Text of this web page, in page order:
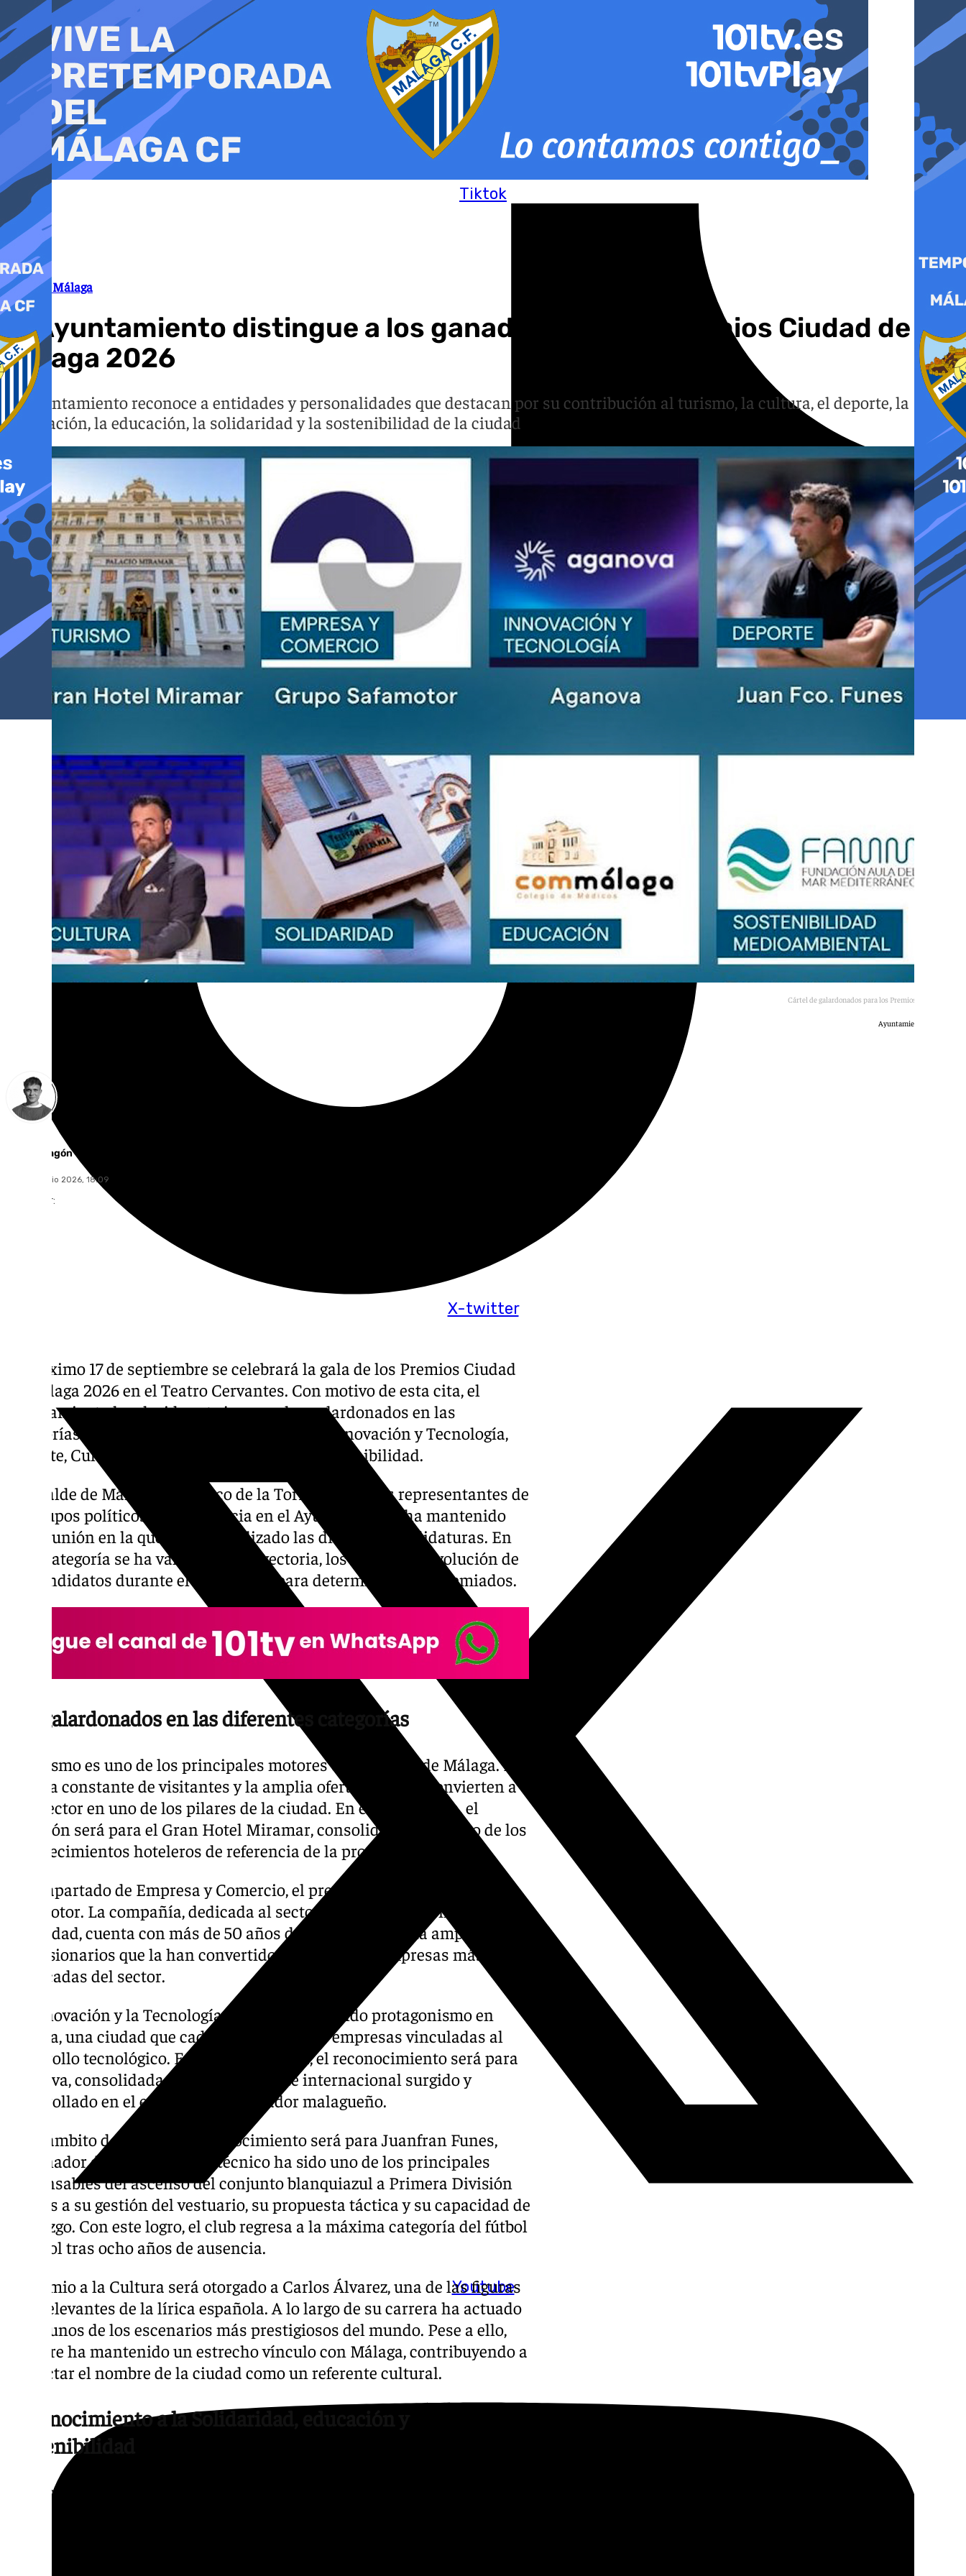
al
contenido
Tiktok
X-twitter
Youtube
Premios Málaga
El Ayuntamiento distingue a los ganadores de los Premios Ciudad de
Málaga 2026
El Ayuntamiento reconoce a entidades y personalidades que destacan por su contribución al turismo, la cultura, el deporte, la
innovación, la educación, la solidaridad y la sostenibilidad de la ciudad
Cártel de galardonados para los Premios Málaga 2026
Ayuntamiento de Málaga
Jorge Aragón
jueves, 9 julio 2026, 18:09
Compartir:
El próximo 17 de septiembre se celebrará la gala de los Premios Ciudad
de Málaga 2026 en el Teatro Cervantes. Con motivo de esta cita, el
Ayuntamiento ha elegido este jueves a los galardonados en las
categorías de Turismo, Empresa y Comercio, Innovación y Tecnología,
Deporte, Cultura, Solidaridad, Educación y Sostenibilidad.
El alcalde de Málaga, Francisco de la Torre, junto a los representantes de
los grupos políticos con presencia en el Ayuntamiento, ha mantenido
una reunión en la que se han analizado las distintas candidaturas. En
cada categoría se ha valorado la trayectoria, los logros y la evolución de
los candidatos durante el último año para determinar a los premiados.
Los galardonados en las diferentes categorías
El turismo es uno de los principales motores económicos de Málaga. La
llegada constante de visitantes y la amplia oferta hotelera convierten a
este sector en uno de los pilares de la ciudad. En esta categoría, el
galardón será para el Gran Hotel Miramar, consolidado como uno de los
establecimientos hoteleros de referencia de la provincia.
En el apartado de Empresa y Comercio, el premio recaerá en Grupo
Safamotor. La compañía, dedicada al sector de la automoción y la
movilidad, cuenta con más de 50 años de trayectoria y una amplia red de
concesionarios que la han convertido en una de las empresas más
destacadas del sector.
La Innovación y la Tecnología continúan ganando protagonismo en
Málaga, una ciudad que cada vez atrae a más empresas vinculadas al
desarrollo tecnológico. En esta modalidad, el reconocimiento será para
Aganova, consolidada como un referente internacional surgido y
desarrollado en el ecosistema innovador malagueño.
En el ámbito deportivo, el reconocimiento será para Juanfran Funes,
entrenador del Málaga CF. El técnico ha sido uno de los principales
responsables del ascenso del conjunto blanquiazul a Primera División
gracias a su gestión del vestuario, su propuesta táctica y su capacidad de
liderazgo. Con este logro, el club regresa a la máxima categoría del fútbol
español tras ocho años de ausencia.
El premio a la Cultura será otorgado a Carlos Álvarez, una de las figuras
más relevantes de la lírica española. A lo largo de su carrera ha actuado
en algunos de los escenarios más prestigiosos del mundo. Pese a ello,
siempre ha mantenido un estrecho vínculo con Málaga, contribuyendo a
proyectar el nombre de la ciudad como un referente cultural.
Reconocimiento a la Solidaridad, educación y
Sostenibilidad
En la categoría de Solidaridad, el reconocimiento será para el Teléfono